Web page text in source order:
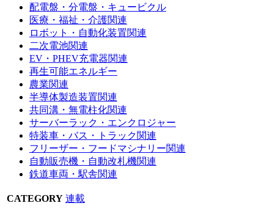
配電盤・分電盤・キュービクル
医療・福祉・介護関連
ロボット・自動化装置関連
二次電池関連
EV・PHEV充電器関連
再生可能エネルギー
農業関連
半導体製造装置関連
共同溝・無電柱化関連
サーバーラック・エンクロジャー
特装車・バス・トラック関連
フリーザー・フードマシナリー関連
自動販売機・自動改札機関連
鉄道車両・駅舎関連
CATEGORY 連載